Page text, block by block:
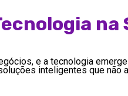
e a tecnologia
inteligentes que não